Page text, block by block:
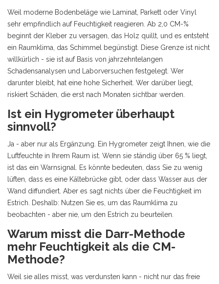
Weil moderne Bodenbeläge wie Laminat, Parkett oder Vinyl
sehr empfindlich auf Feuchtigkeit reagieren. Ab 2,0 CM-%
beginnt der Kleber zu versagen, das Holz quillt, und es entsteht
ein Raumklima, das Schimmel begünstigt. Diese Grenze ist nicht
willkürlich - sie ist auf Basis von jahrzehntelangen
Schadensanalysen und Laborversuchen festgelegt. Wer
darunter bleibt, hat eine hohe Sicherheit. Wer darüber liegt,
riskiert Schäden, die erst nach Monaten sichtbar werden.
Ist ein Hygrometer überhaupt
sinnvoll?
Ja - aber nur als Ergänzung. Ein Hygrometer zeigt Ihnen, wie die
Luftfeuchte in Ihrem Raum ist. Wenn sie ständig über 65 % liegt,
ist das ein Warnsignal. Es könnte bedeuten, dass Sie zu wenig
lüften, dass es eine Kältebrücke gibt, oder dass Wasser aus der
Wand diffundiert. Aber es sagt nichts über die Feuchtigkeit im
Estrich. Deshalb: Nutzen Sie es, um das Raumklima zu
beobachten - aber nie, um den Estrich zu beurteilen.
Warum misst die Darr-Methode
mehr Feuchtigkeit als die CM-
Methode?
Weil sie alles misst, was verdunsten kann - nicht nur das freie